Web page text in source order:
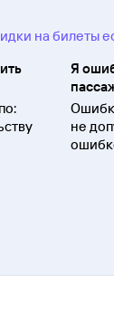
на билеты
Я
не